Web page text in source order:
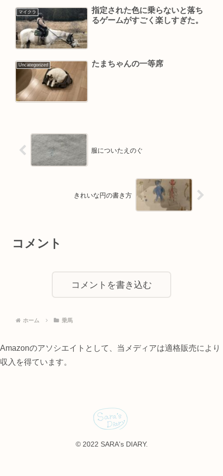
マイクラ
指定された色に乗らないと落ち
るゲームがすごく楽しすぎた。
Uncategorized たまちゃんの一等席
服についたえのぐ
きれいな円の書き方
コメント
コメントを書き込む
ホーム 乗馬
Amazonのアソシエイトとして、当メディアは適格販売により
収入を得ています。
© 2022 SARA's DIARY.